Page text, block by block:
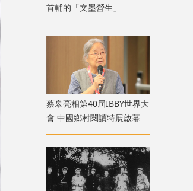
首輔的「文墨營生」
蔡皋亮相第40屆IBBY世界大
會 中國鄉村閱讀特展啟幕